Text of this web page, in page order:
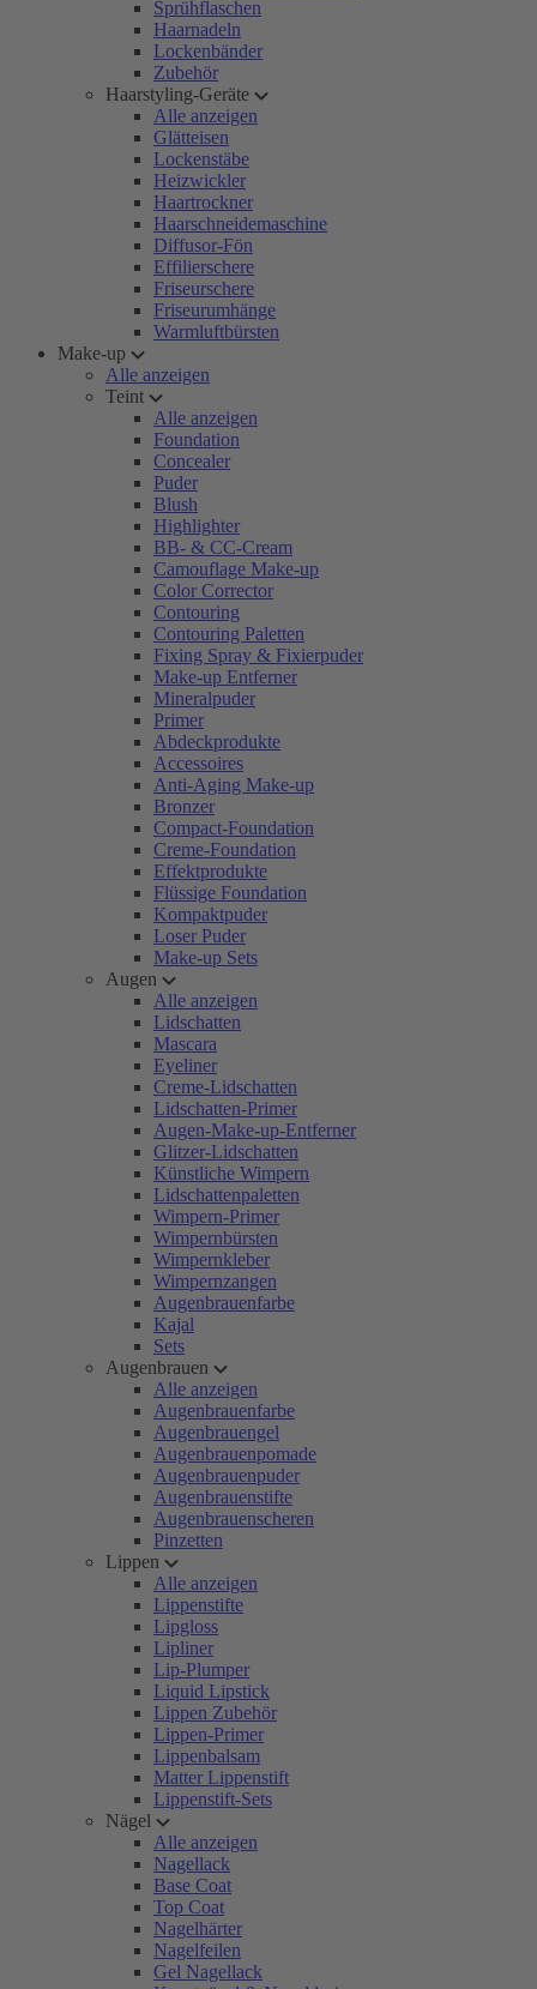
Sprühflaschen
Haarnadeln
Lockenbänder
Zubehör
Haarstyling-Geräte
Alle anzeigen
Glätteisen
Lockenstäbe
Heizwickler
Haartrockner
Haarschneidemaschine
Diffusor-Fön
Effilierschere
Friseurschere
Friseurumhänge
Warmluftbürsten
Make-up
Alle anzeigen
Teint
Alle anzeigen
Foundation
Concealer
Puder
Blush
Highlighter
BB- & CC-Cream
Camouflage Make-up
Color Corrector
Contouring
Contouring Paletten
Fixing Spray & Fixierpuder
Make-up Entferner
Mineralpuder
Primer
Abdeckprodukte
Accessoires
Anti-Aging Make-up
Bronzer
Compact-Foundation
Creme-Foundation
Effektprodukte
Flüssige Foundation
Kompaktpuder
Loser Puder
Make-up Sets
Augen
Alle anzeigen
Lidschatten
Mascara
Eyeliner
Creme-Lidschatten
Lidschatten-Primer
Augen-Make-up-Entferner
Glitzer-Lidschatten
Künstliche Wimpern
Lidschattenpaletten
Wimpern-Primer
Wimpernbürsten
Wimpernkleber
Wimpernzangen
Augenbrauenfarbe
Kajal
Sets
Augenbrauen
Alle anzeigen
Augenbrauenfarbe
Augenbrauengel
Augenbrauenpomade
Augenbrauenpuder
Augenbrauenstifte
Augenbrauenscheren
Pinzetten
Lippen
Alle anzeigen
Lippenstifte
Lipgloss
Lipliner
Lip-Plumper
Liquid Lipstick
Lippen Zubehör
Lippen-Primer
Lippenbalsam
Matter Lippenstift
Lippenstift-Sets
Nägel
Alle anzeigen
Nagellack
Base Coat
Top Coat
Nagelhärter
Nagelfeilen
Gel Nagellack